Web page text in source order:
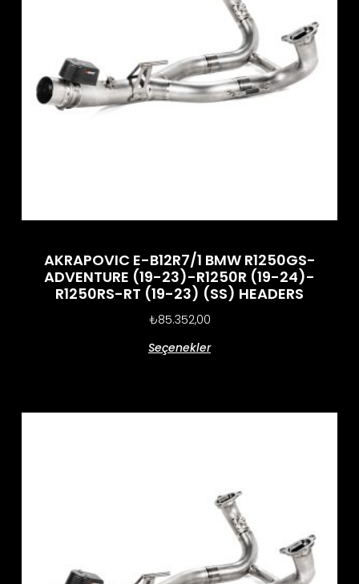
AKRAPOVIC E-B12R7/1 BMW R1250GS-
ADVENTURE (19-23)-R1250R (19-24)-
R1250RS-RT (19-23) (SS) HEADERS
₺85.352,00
Seçenekler